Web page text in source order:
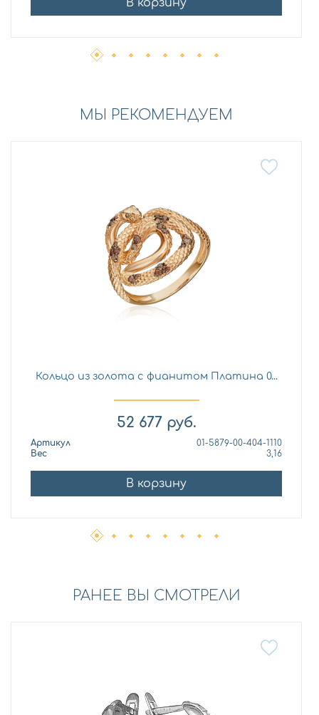
В корзину
МЫ РЕКОМЕНДУЕМ
Кольцо из золота с фианитом Платина 0...
52 677 руб.
Артикул
01-5879-00-404-1110
Вес
3,16
В корзину
РАНЕЕ ВЫ СМОТРЕЛИ